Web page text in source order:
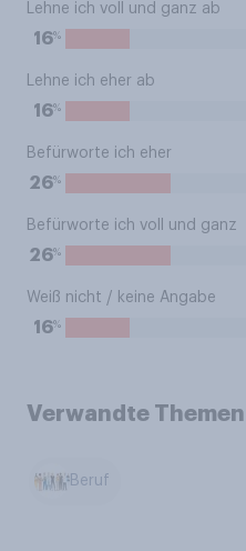
Lehne ich voll und ganz ab
16%
Lehne ich eher ab
16%
Befürworte ich eher
26%
Befürworte ich voll und ganz
26%
Weiß nicht / keine Angabe
16%
Verwandte Themen
Beruf